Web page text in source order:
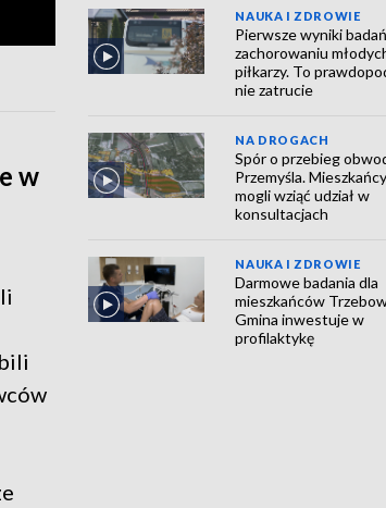
w
NAUKA I ZDROWIE
Pierwsze wyniki
zachorowaniu
piłkarzy. To
nie zatrucie
NA DROGACH
Spór o przebieg
Przemyśla.
mogli wziąć udział w
konsultacjach
NAUKA I ZDROWIE
Darmowe badania dla
mieszkańców
Gmina inwestuje w
profilaktykę